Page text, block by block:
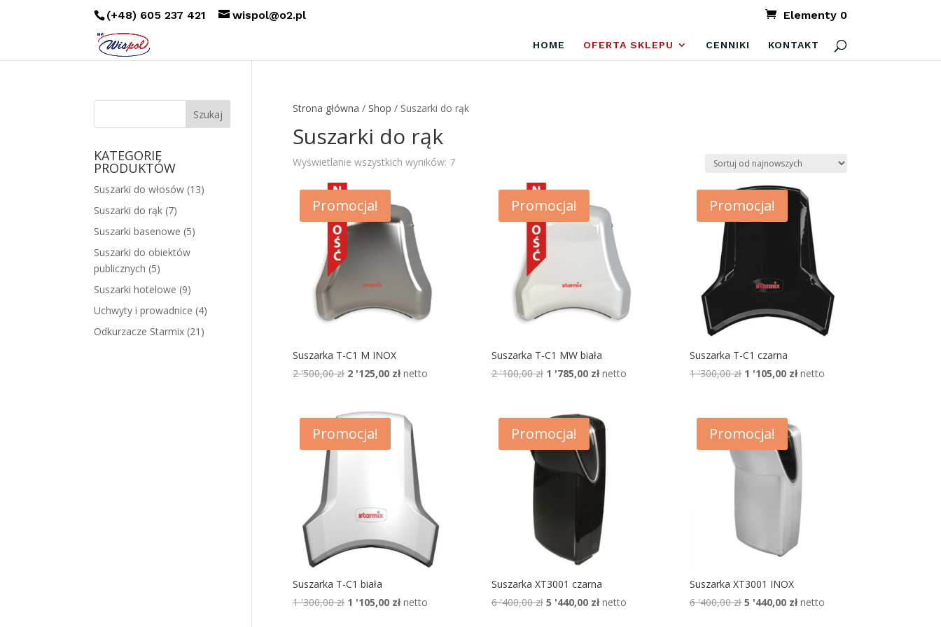
(+48) 605 237 421 wispol@o2.pl Elementy 0
HOME OFERTA SKLEPU CENNIKI KONTAKT
Strona główna / Shop / Suszarki do rąk
Suszarki do rąk
Wyświetlanie wszystkich wyników: 7Posortowane
najnowszych
Promocja!
Suszarka T-C1 M INOX
2 '500,00zł Pierwotna
2
'500,00 zł.
2 '125,00 złAktualna
2
'125,00 zł.
netto
Promocja!
Suszarka T-C1 MW biała
2 '100,00zł Pierwotna
2
'100,00 zł.
1 '785,00 złAktualna
1
'785,00 zł.
netto
Promocja!
Suszarka T-C1 czarna
1 '300,00zł Pierwotna
1
'300,00 zł.
1 '105,00 złAktualna
'105,00 zł.
netto
Promocja!
Suszarka T-C1 biała
1 '300,00zł Pierwotna
1 '105,00 złAktualna
netto
Promocja!
Suszarka XT3001 czarna
6 '400,00zł Pierwotna
5 '440,00 złAktualna
netto
Promocja!
Suszarka XT3001 INOX
6 '400,00zł Pierwotna
5 '440,00 złAktualna
netto
KATEGORIE
PRODUKTÓW
Suszarki do włosów (13)
Suszarki do rąk (7)
Suszarki basenowe (5)
Suszarki do obiektów
publicznych (5)
Suszarki hotelowe (9)
Uchwyty i prowadnice (4)
Odkurzacze Starmix (21)